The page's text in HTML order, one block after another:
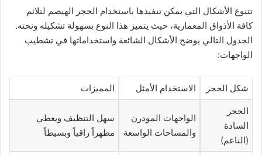
تتنوع الأشكال التي يمكن تنفيذها باستخدام الحجر الهيصم لتلائم
كافة الأذواق المعمارية، حيث يتميز هذا النوع بسهولة تشكيله ونحته.
الجدول التالي يوضح الأشكال الشائعة واستخداماتها في تشطيب
الواجهات:
شكل الحجر الاستخدام الأمثل المميزات
الحجر
السادة
(الناعم)
الواجهات المودرن
والمساحات الواسعة
سهل التنظيف ويعطي
مظهراً راقياً وبسيطاً